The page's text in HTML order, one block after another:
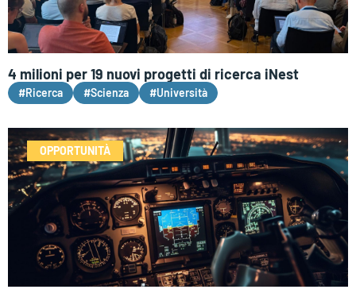
4 milioni per 19 nuovi progetti di ricerca iNest
#Ricerca #Scienza #Università
OPPORTUNITÀ